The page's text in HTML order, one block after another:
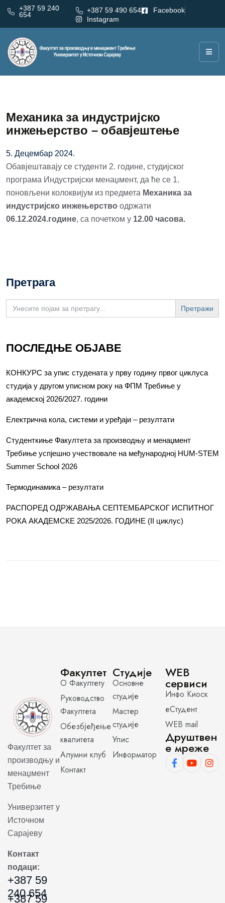
+387 59 240
654
+387 59 490 654
Facebook
Instagram
Механика за индустријско
инжењерство – обавјештење
5. Децембар 2024.
Обавјештавају се студенти 2. године, студијског
програма Индустријски менаџмент, да ће се 1.
поновљени колоквијум из предмета Механика за
индустријско инжењерство одржати
06.12.2024.године, са почетком у 12.00 часова.
Претрага
Search
for:
ПОСЛЕДЊЕ ОБЈАВЕ
КОНКУРС за упис студената у прву годину првог циклуса
студија у другом уписном року на ФПМ Требиње у
академској 2026/2027. години
Електрична кола, системи и уређаји – резултати
Студенткиње Факултета за производњу и менаџмент
Требиње успјешно учествовале на међународној HUM-STEM
Summer School 2026
Термодинамика – резултати
РАСПОРЕД ОДРЖАВАЊА СЕПТЕМБАРСКОГ ИСПИТНОГ
РОКА АКАДЕМСКЕ 2025/2026. ГОДИНЕ (II циклус)
Факултет за
производњу и
менаџмент
Требиње
Универзитет у
Источном
Сарајеву
Контакт
подаци:
+387 59
240 654
+387 59
Факултет
О Факултету
Руководство
Факултета
Обезбјеђење
квалитета
Алумни клуб
Контакт
Студије
Основне
студије
Мастер
студије
Упис
Информатор
WEB
сервиси
Инфо Киоск
еСтудент
WEB mail
Друштвен
е мреже